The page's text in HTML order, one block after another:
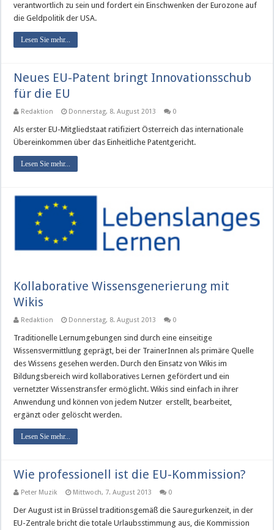
verantwortlich zu sein und fordert ein Einschwenken der Eurozone auf
die Geldpolitik der USA.
Lesen Sie mehr...
Neues EU-Patent bringt Innovationsschub
für die EU
Redaktion Donnerstag, 8. August 2013 0
Als erster EU-Mitgliedstaat ratifiziert Österreich das internationale
Übereinkommen über das Einheitliche Patentgericht.
Lesen Sie mehr...
Kollaborative Wissensgenerierung mit
Wikis
Redaktion Donnerstag, 8. August 2013 0
Traditionelle Lernumgebungen sind durch eine einseitige
Wissensvermittlung geprägt, bei der TrainerInnen als primäre Quelle
des Wissens gesehen werden. Durch den Einsatz von Wikis im
Bildungsbereich wird kollaboratives Lernen gefördert und ein
vernetzter Wissenstransfer ermöglicht. Wikis sind einfach in ihrer
Anwendung und können von jedem Nutzer erstellt, bearbeitet,
ergänzt oder gelöscht werden.
Lesen Sie mehr...
Wie professionell ist die EU-Kommission?
Peter Muzik Mittwoch, 7. August 2013 0
Der August ist in Brüssel traditionsgemäß die Sauregurkenzeit, in der
EU-Zentrale bricht die totale Urlaubsstimmung aus, die Kommission